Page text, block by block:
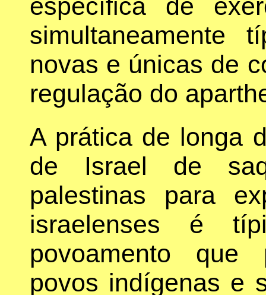
específica de
simultaneamente
novas e únicas de
regulação do
A prática de longa
de Israel de
palestinas para
israelenses é
povoamento que
povos indígenas e